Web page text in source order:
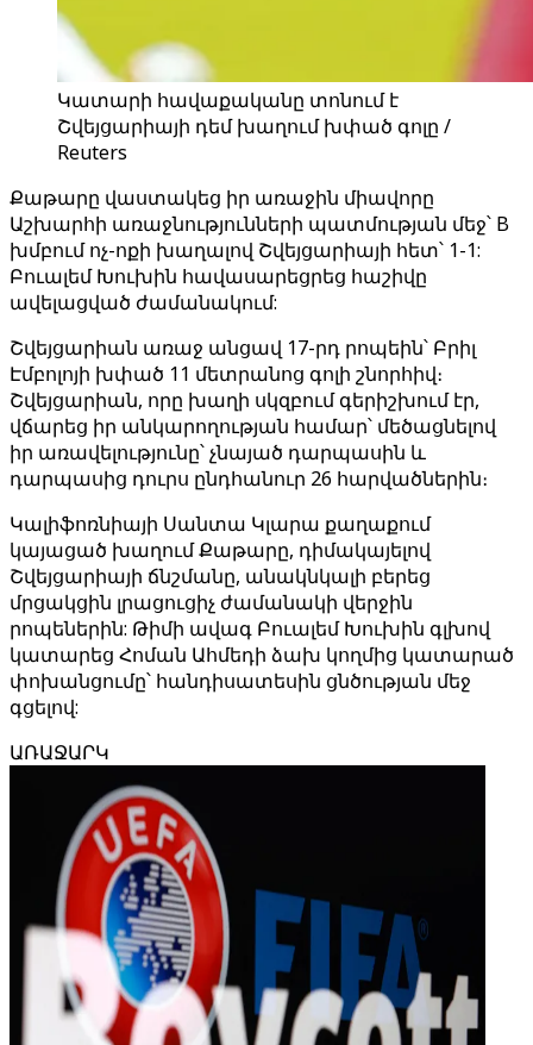
Կատարի հավաքականը տոնում է
Շվեյցարիայի դեմ խաղում խփած գոլը /
Reuters
Քաթարը վաստակեց իր առաջին միավորը
Աշխարհի առաջնությունների պատմության մեջ՝ B
խմբում ոչ-ոքի խաղալով Շվեյցարիայի հետ՝ 1-1:
Բուալեմ Խուխին հավասարեցրեց հաշիվը
ավելացված ժամանակում:
Շվեյցարիան առաջ անցավ 17-րդ րոպեին՝ Բրիլ
Էմբոլոյի խփած 11 մետրանոց գոլի շնորհիվ։
Շվեյցարիան, որը խաղի սկզբում գերիշխում էր,
վճարեց իր անկարողության համար՝ մեծացնելով
իր առավելությունը՝ չնայած դարպասին և
դարպասից դուրս ընդհանուր 26 հարվածներին։
Կալիֆոռնիայի Սանտա Կլարա քաղաքում
կայացած խաղում Քաթարը, դիմակայելով
Շվեյցարիայի ճնշմանը, անակնկալի բերեց
մրցակցին լրացուցիչ ժամանակի վերջին
րոպեներին: Թիմի ավագ Բուալեմ Խուխին գլխով
կատարեց Հոման Ահմեդի ձախ կողմից կատարած
փոխանցումը՝ հանդիսատեսին ցնծության մեջ
գցելով:
ԱՌԱՋԱՐԿ